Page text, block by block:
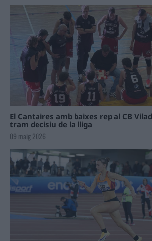
El Cantaires amb baixes rep al CB
tram decisiu de la lliga
09 maig 2026